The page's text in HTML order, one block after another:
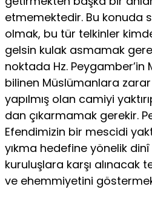
etmemektedir. Bu konuda
olmak, bu tür telkinler
gelsin kulak asmamak
noktada Hz. Peygamber’in
bilinen Müslümanlara
yapılmış olan camiyi
dan çıkarmamak gerekir.
Efendimizin bir mescidi
yıkma hedefine yönelik
kuruluşlara karşı alınacak
ve ehemmiye­tini